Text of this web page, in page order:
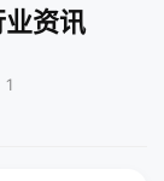
资讯
1